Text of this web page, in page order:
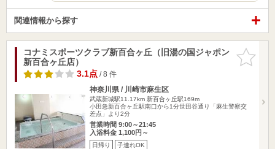
関連情報から探す
お気に入
りに追加
コナミスポーツクラブ新百合ヶ丘（旧湯の国ジャポン
新百合ヶ丘店）
3.1点/ 8 件
神奈川県 / 川崎市麻生区
武蔵新城駅11.17km 新百合ヶ丘駅169m
小田急新百合ヶ丘駅南口から1分世田谷通り「麻生警察交
差点」より2分
営業時間 9:00～21:45
入浴料金 1,100円～
日帰り 子連れOK